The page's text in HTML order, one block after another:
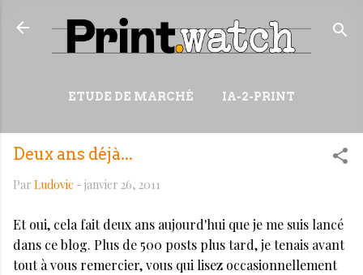
Accéder au contenu principal
ETUDE DE MARCHÉ IA-2-PRINT
PLUS…
Deux ans déjà...
Par Ludovic - janvier 26, 2011
Et oui, cela fait deux ans aujourd'hui que je me suis lancé
dans ce blog. Plus de 500 posts plus tard, je tenais avant
tout à vous remercier, vous qui lisez occasionnellement